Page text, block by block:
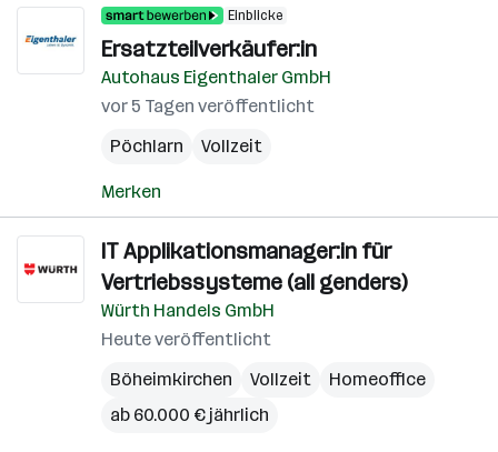
Einblicke
Ersatzteilverkäufer:in
Autohaus Eigenthaler GmbH
vor 5 Tagen veröffentlicht
Pöchlarn
Vollzeit
Merken
IT Applikationsmanager:in für
Vertriebssysteme (all genders)
Würth Handels GmbH
Heute veröffentlicht
Böheimkirchen
Vollzeit
Homeoffice
ab 60.000 € jährlich